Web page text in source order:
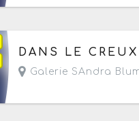
Du vendredi 3 juillet
DANS LE
Galerie SAndra